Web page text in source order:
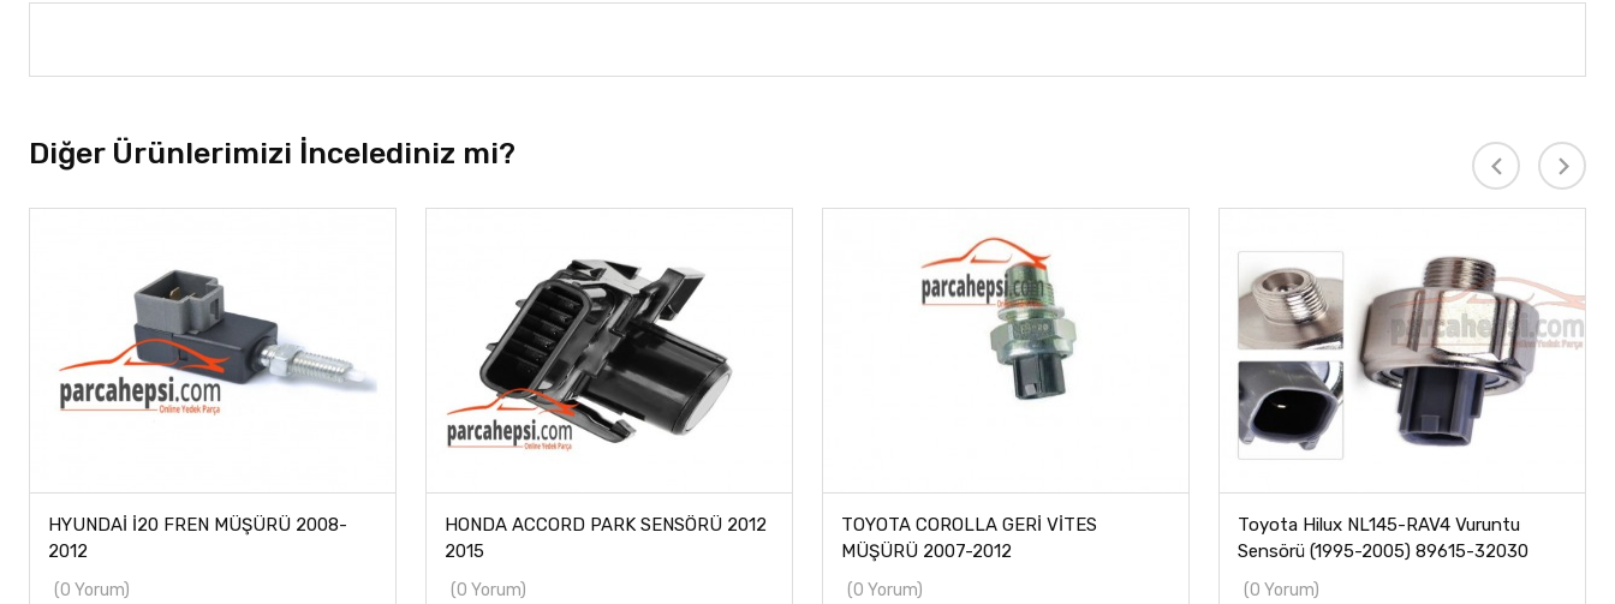
Diğer Ürünlerimizi İncelediniz mi?
HYUNDAİ İ20 FREN MÜŞÜRÜ 2008-
2012
(0 Yorum)
HONDA ACCORD PARK SENSÖRÜ 2012
2015
(0 Yorum)
TOYOTA COROLLA GERİ VİTES
MÜŞÜRÜ 2007-2012
(0 Yorum)
Toyota Hilux NL145-RAV4 Vuruntu
Sensörü (1995-2005) 89615-32030
(0 Yorum)